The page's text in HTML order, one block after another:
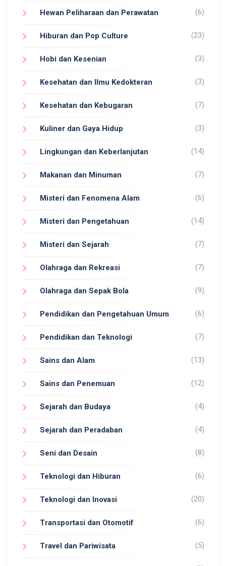
Hewan Peliharaan dan Perawatan (6)
Hiburan dan Pop Culture (23)
Hobi dan Kesenian (3)
Kesehatan dan Ilmu Kedokteran (3)
Kesehatan dan Kebugaran (7)
Kuliner dan Gaya Hidup (3)
Lingkungan dan Keberlanjutan (14)
Makanan dan Minuman (7)
Misteri dan Fenomena Alam (6)
Misteri dan Pengetahuan (14)
Misteri dan Sejarah (7)
Olahraga dan Rekreasi (7)
Olahraga dan Sepak Bola (9)
Pendidikan dan Pengetahuan Umum (6)
Pendidikan dan Teknologi (7)
Sains dan Alam (13)
Sains dan Penemuan (12)
Sejarah dan Budaya (4)
Sejarah dan Peradaban (4)
Seni dan Desain (8)
Teknologi dan Hiburan (6)
Teknologi dan Inovasi (20)
Transportasi dan Otomotif (6)
Travel dan Pariwisata (5)